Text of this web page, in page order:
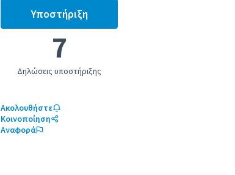
ΥποστήριξηΚοινοτικές συγκεντρώσεις
7
Δηλώσεις υποστήριξης
Ακολουθήστε
Κοινοποίηση
Αναφορά